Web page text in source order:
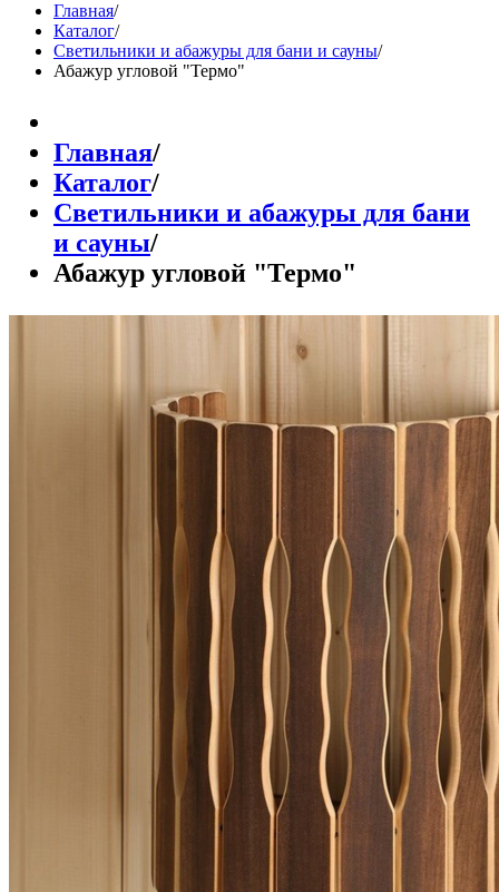
Главная/
Каталог/
Светильники и абажуры для бани и сауны/
Абажур угловой "Термо"
Главная/
Каталог/
Светильники и абажуры для бани
и сауны/
Абажур угловой "Термо"